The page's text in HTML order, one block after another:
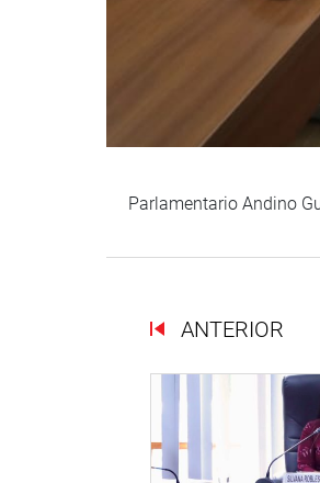
Parlamentario Andino
ANTERIOR